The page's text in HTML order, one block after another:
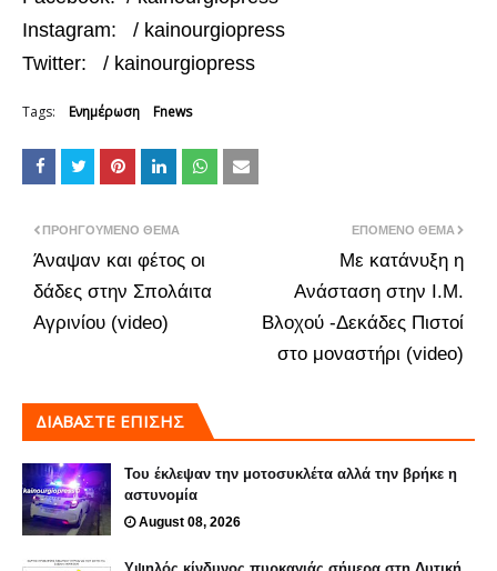
Instagram: / kainourgiopress
Twitter: / kainourgiopress
Tags: Ενημέρωση Fnews
ΕΠΌΜΕΝΟ ΘΈΜΑ
Με κατάνυξη η
Ανάσταση στην Ι.Μ.
Βλοχού -Δεκάδες Πιστοί
στο μοναστήρι (video)
ΠΡΟΗΓΟΎΜΕΝΟ ΘΈΜΑ
Άναψαν και φέτος οι
δάδες στην Σπολάιτα
Αγρινίου (video)
ΔΙΑΒΑΣΤΕ ΕΠΙΣΗΣ
Του έκλεψαν την μοτοσυκλέτα αλλά την βρήκε η
αστυνομία
August 08, 2026